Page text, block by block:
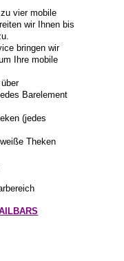
vier mobile
wir Ihnen bis
bringen wir
Ihre mobile
Barelement
(jedes
Theken